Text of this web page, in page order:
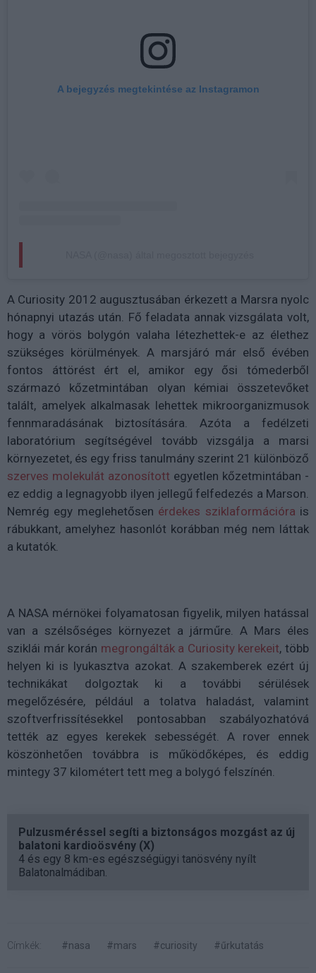
A bejegyzés megtekintése az Instagramon
A Curiosity 2012 augusztusában érkezett a Marsra nyolc
hónapnyi utazás után. Fő feladata annak vizsgálata volt,
hogy a vörös bolygón valaha létezhettek-e az élethez
szükséges körülmények. A marsjáró már első évében
fontos áttörést ért el, amikor egy ősi tómederből
származó kőzetmintában olyan kémiai összetevőket
talált, amelyek alkalmasak lehettek mikroorganizmusok
fennmaradásának biztosítására. Azóta a fedélzeti
laboratórium segítségével tovább vizsgálja a marsi
környezetet, és egy friss tanulmány szerint 21 különböző
szerves molekulát azonosított egyetlen kőzetmintában -
ez eddig a legnagyobb ilyen jellegű felfedezés a Marson.
Nemrég egy meglehetősen érdekes sziklaformációra is
rábukkant, amelyhez hasonlót korábban még nem láttak
a kutatók.
A NASA mérnökei folyamatosan figyelik, milyen hatással
van a szélsőséges környezet a járműre. A Mars éles
sziklái már korán megrongálták a Curiosity kerekeit, több
helyen ki is lyukasztva azokat. A szakemberek ezért új
technikákat dolgoztak ki a további sérülések
megelőzésére, például a tolatva haladást, valamint
szoftverfrissítésekkel pontosabban szabályozhatóvá
tették az egyes kerekek sebességét. A rover ennek
köszönhetően továbbra is működőképes, és eddig
mintegy 37 kilométert tett meg a bolygó felszínén.
Pulzusméréssel segíti a biztonságos mozgást az új
balatoni kardioösvény (X)
4 és egy 8 km-es egészségügyi tanösvény nyílt
Balatonalmádiban.
Címkék: #nasa #mars #curiosity #űrkutatás